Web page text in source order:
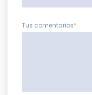
Tus comentarios*